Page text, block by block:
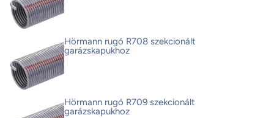
Hörmann rugó R708 szekcionált
garázskapukhoz
Hörmann rugó R709 szekcionált
garázskapukhoz